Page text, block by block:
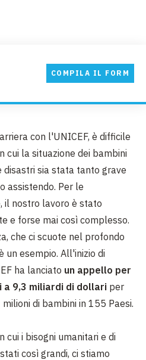
COMPILA IL FORM
con l'UNICEF, è difficile
cui la situazione dei bambini
sia stata tanto grave
assistendo. Per le
il nostro lavoro è stato
e forse mai così complesso.
che ci scuote nel profondo
un esempio. All'inizio di
ha lanciato un appello per
a 9,3 miliardi di dollari per
di bambini in 155 Paesi.
cui i bisogni umanitari e di
così grandi, ci stiamo